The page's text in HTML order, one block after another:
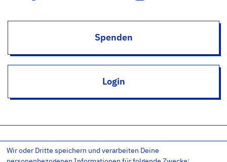
Spenden
Login
Impressum Datenschutz
Datenschutz-Einstellungen
Wir oder Dritte speichern und verarbeiten Deine